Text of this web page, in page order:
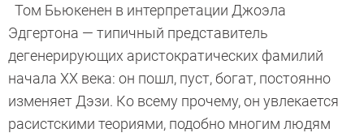
Том Бьюкенен в интерпретации Джоэла
Эдгертона — типичный представитель
дегенерирующих аристократических фамилий
начала XX века: он пошл, пуст, богат, постоянно
изменяет Дэзи. Ко всему прочему, он увлекается
расистскими теориями, подобно многим людям